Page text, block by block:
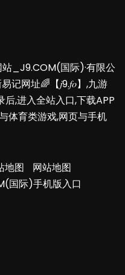
_J9.COM(国际)·有限公
记网址🌈【𝑗9.𝑓𝑜】,九游
,进入全站入口,下载APP
体育类游戏,网页与手机
地图
网站地图
国际)手机版入口